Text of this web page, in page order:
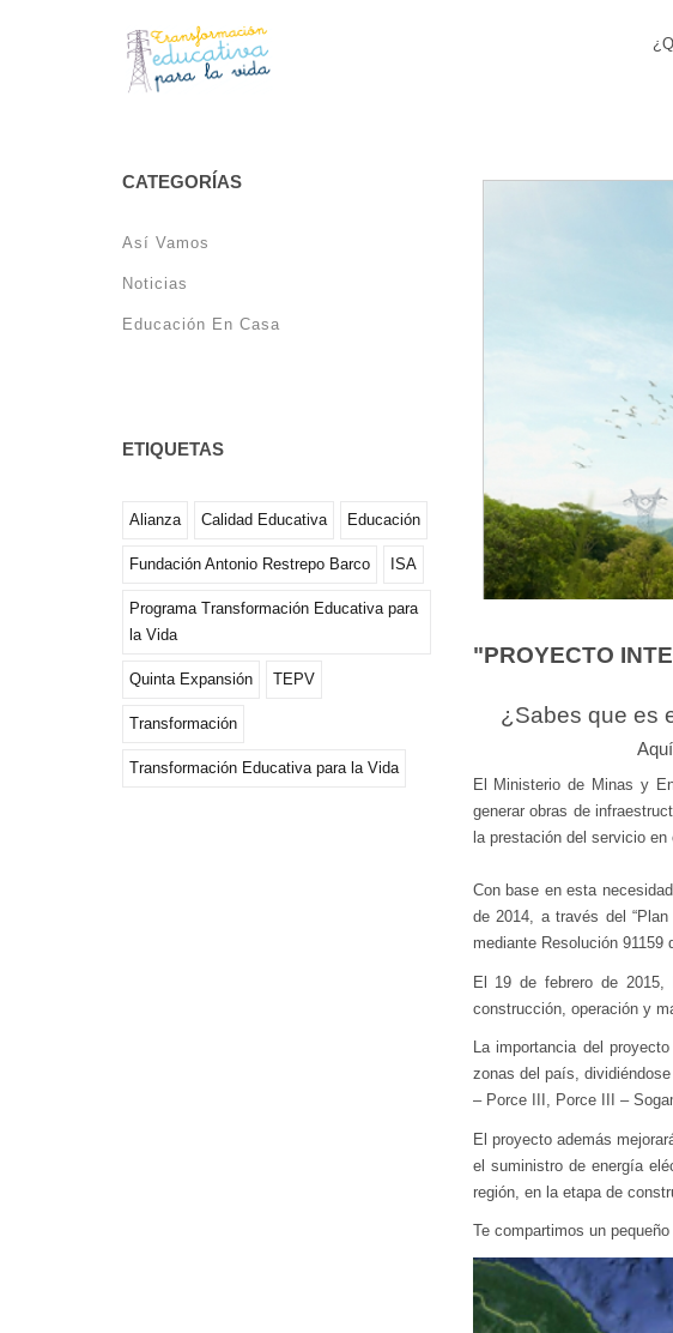
"PROYECTO
¿Sabes que es
El Ministerio de Minas y
generar obras de
la prestación del servicio en
Con base en esta
de 2014, a través del
mediante Resolución 91159
El 19 de febrero de 2015,
construcción, operación y
La importancia del
zonas del país,
– Porce III, Porce III –
El proyecto además
el suministro de energía
región, en la etapa de
Te compartimos un
CATEGORÍAS
Así Vamos
Noticias
Educación En Casa
ETIQUETAS
Alianza Calidad Educativa Educación
Fundación Antonio Restrepo Barco ISA
Programa Transformación Educativa para
la Vida
Quinta Expansión TEPV
Transformación
Transformación Educativa para la Vida